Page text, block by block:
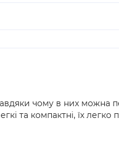
чому в них можна
та компактні, їх